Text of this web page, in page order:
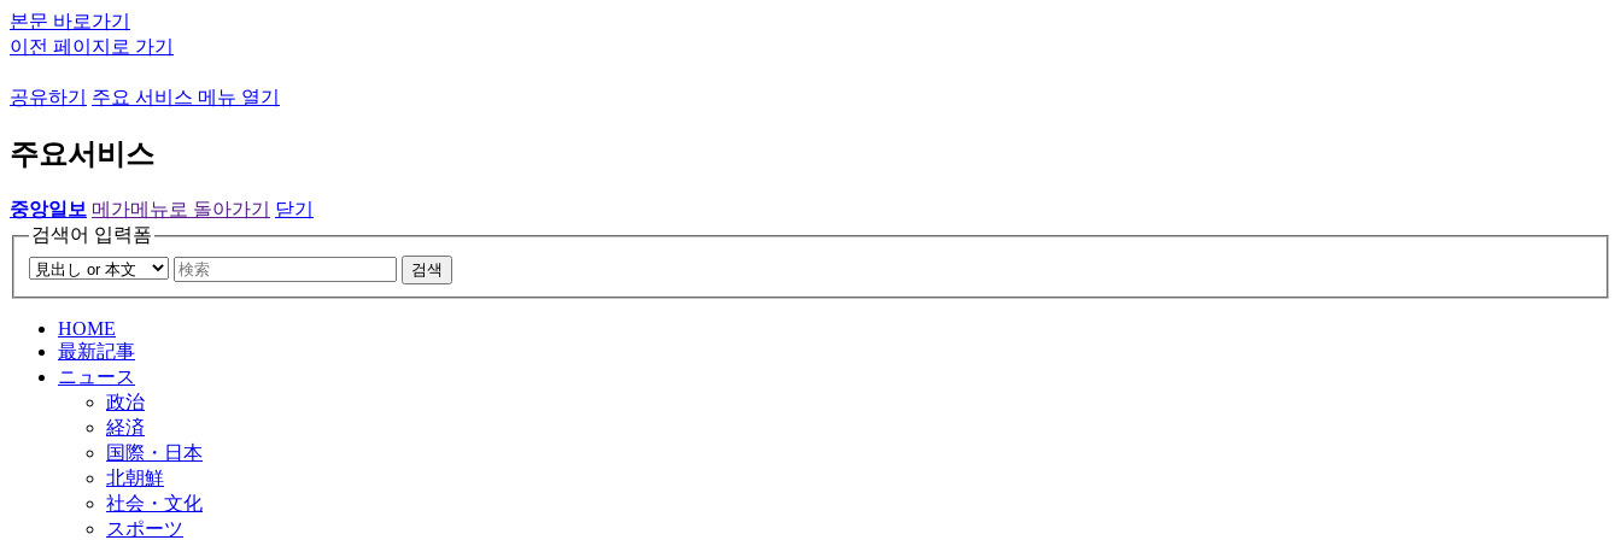
본문 바로가기
이전 페이지로 가기
공유하기 주요 서비스 메뉴 열기
주요서비스
중앙일보 메가메뉴로 돌아가기
닫기
검색어 입력폼
검색
HOME
最新記事
ニュース
政治
経済
国際・日本
北朝鮮
社会・文化
スポーツ